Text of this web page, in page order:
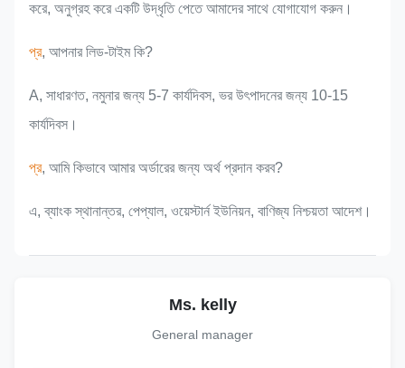
করে, অনুগ্রহ করে একটি উদ্ধৃতি পেতে আমাদের সাথে যোগাযোগ করুন।
প্র, আপনার লিড-টাইম কি?
A, সাধারণত, নমুনার জন্য 5-7 কার্যদিবস, ভর উৎপাদনের জন্য 10-15
কার্যদিবস।
প্র, আমি কিভাবে আমার অর্ডারের জন্য অর্থ প্রদান করব?
এ, ব্যাংক স্থানান্তর, পেপ্যাল, ওয়েস্টার্ন ইউনিয়ন, বাণিজ্য নিশ্চয়তা আদেশ।
Ms. kelly
General manager